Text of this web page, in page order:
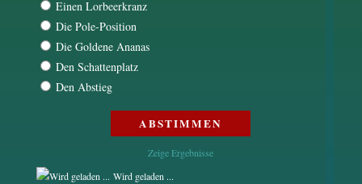
Einen Lorbeerkranz
Die Pole-Position
Die Goldene Ananas
Den Schattenplatz
Den Abstieg
Zeige Ergebnisse
Wird geladen ...